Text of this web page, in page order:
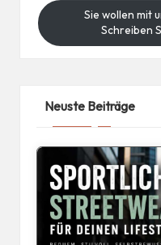
Sie wollen mit
Schreiben
Neuste Beiträge